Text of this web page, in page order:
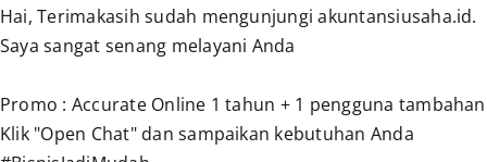
Hai, Terimakasih sudah mengunjungi akuntansiusaha.id.
Saya sangat senang melayani Anda
Promo : Accurate Online 1 tahun + 1 pengguna tambahan
Klik "Open Chat" dan sampaikan kebutuhan Anda